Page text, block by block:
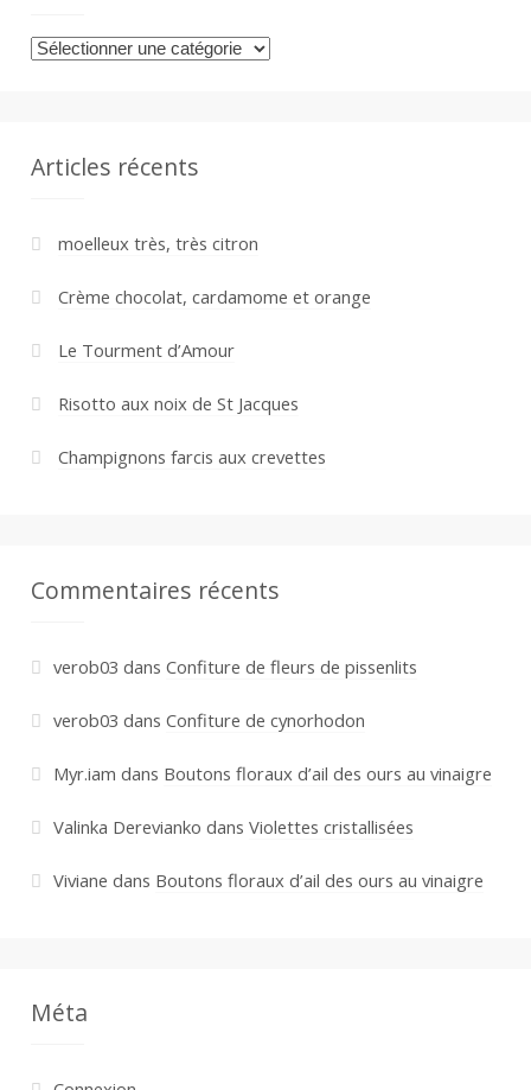
Catégories
Articles récents
moelleux très, très citron
Crème chocolat, cardamome et orange
Le Tourment d’Amour
Risotto aux noix de St Jacques
Champignons farcis aux crevettes
Commentaires récents
verob03 dans Confiture de fleurs de pissenlits
verob03 dans Confiture de cynorhodon
Myr.iam dans Boutons floraux d’ail des ours au vinaigre
Valinka Derevianko dans Violettes cristallisées
Viviane dans Boutons floraux d’ail des ours au vinaigre
Méta